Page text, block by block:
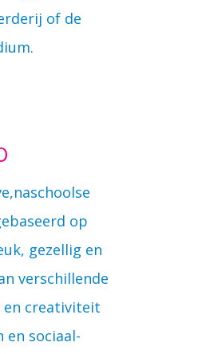
of de
op
gezellig en
verschillende
en creativiteit
sociaal-